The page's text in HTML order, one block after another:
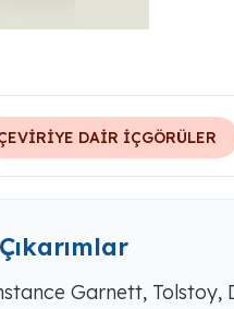
DAİR İÇGÖRÜLER
Garnett, Tolstoy,